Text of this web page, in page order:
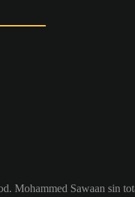
Mohammed Sawaan sin